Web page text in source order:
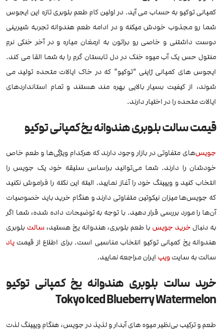
کمپانی توکیو به حساب می آید. در اولین کام طعم بلوبری تازه این ایجوس
شما رو مجذوب خودش میکنه و در ادامه طعم هندوانه تجربه شیرینی
دوست داشتنی و خاصی رو براتون به ارمغان میاره و در آخر خنکی نرم
منتول حس یک آب میوه خنک در دل تابستان گرم را به شما القا می کند.
ایجوس های کمپانی ژاپنی “توکیو” که در خاک ایالات متحده تولید می
شوند، از کیفیت بسیار بالایی بهره مند هستند و تمام استانداردهای
ایالات متحده را در اختیار دارند.
قیمت سالت بلوبری هندوانه یخ کمپانی توکیو
جویس‌های متفاوتی در بازار وجود دارند که هرکدام ویژگی‌ها و طعم خاص
خودشان را دارند. شما می‌توانید براساس سلیقه خود یک جویس را
انتخاب کنید و ویپینگ خود را آغاز نمایید. البته این نکته را فراموش نکنید
که جویس‌ها میزان نیکوتین متفاوتی دارند و هنگام خرید باید خصوصیات
آن‌ها را مورد بررسی قرار دهید. با توجه به توضیحات داده شده، شما اگر
به دنبال خرید جویس با طعم بلوبری، هندوانه یخ هستید، سالت بلوبری
هندوانه یخ کمپانی توکیو انتخاب مناسبی است. برای اطلاع از قیمت پاد
سالت به سایتویپ ایران مراجعه نمایید.
خرید سالت بلوبری هندوانه یخ کمپانی توکیو
Tokyo Iced Blueberry Watermelon
طعم و ترکیب بی‌نظیر میوه های آبدار و لذیذ در جویس، هنگام ویپینگ لذت